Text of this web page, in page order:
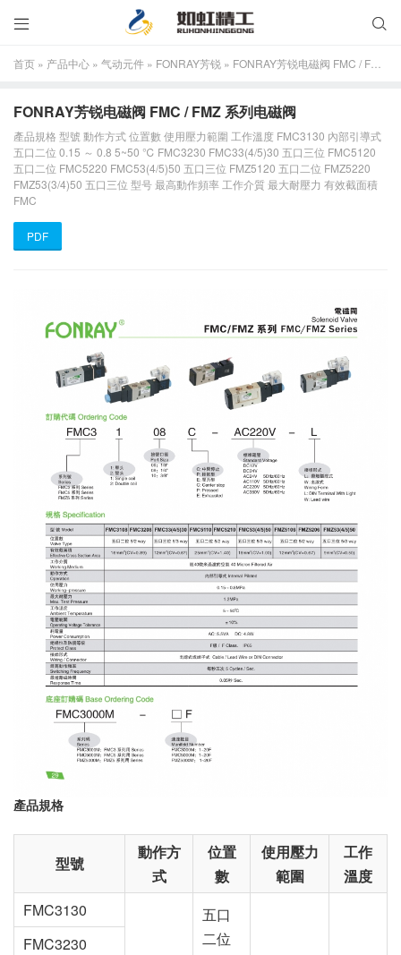


首页 » 产品中心 » 气动元件 » FONRAY芳锐 » FONRAY芳锐电磁阀 FMC / FMZ 系列电磁阀
FONRAY芳锐电磁阀 FMC / FMZ 系列电磁阀
產品規格 型號 動作方式 位置數 使用壓力範圍 工作溫度 FMC3130 內部引導式
五口二位 0.15 ～ 0.8 5~50 ℃ FMC3230 FMC33(4/5)30 五口三位 FMC5120
五口二位 FMC5220 FMC53(4/5)50 五口三位 FMZ5120 五口二位 FMZ5220
FMZ53(3/4)50 五口三位 型号 最高動作頻率 工作介質 最大耐壓力 有效截面積
FMC
PDF
產品規格
型號
動作方
式
位置
數
使用壓力
範圍
工作
溫度
FMC3130
五口
二位
FMC3230